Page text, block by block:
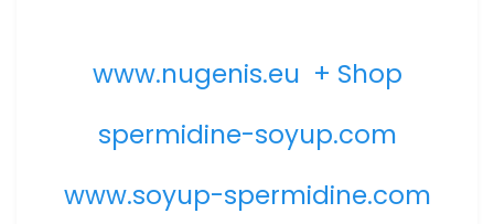
www.nugenis.eu + Shop
spermidine-soyup.com
www.soyup-spermidine.com